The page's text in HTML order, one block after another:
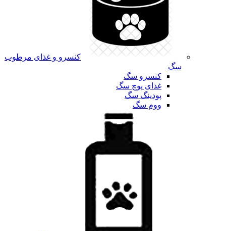
کنسرو و غذای مرطوب
سگ
کنسرو سگ
غذای پوچ سگ
پودینگ سگ
ووم سگ